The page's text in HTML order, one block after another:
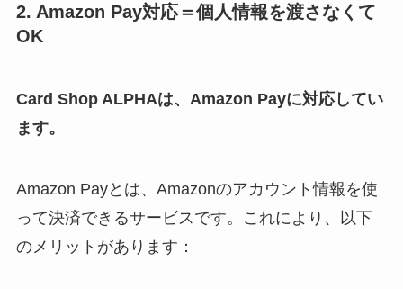
2. Amazon Pay対応＝個人情報を渡さなくて
OK
Card Shop ALPHAは、Amazon Payに対応してい
ます。
Amazon Payとは、Amazonのアカウント情報を使
って決済できるサービスです。これにより、以下
のメリットがあります：